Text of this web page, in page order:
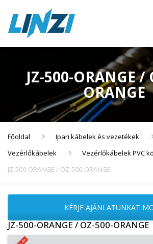
JZ-500-ORANGE /
ORANGE
Főoldal
Ipari kábelek és vezetékek
Vezérlőkábelek
Vezérlőkábelek PVC
JZ-500-ORANGE / OZ-500-ORANGE
KÉRJE AJÁNLATUNKAT
JZ-500-ORANGE / OZ-500-ORANGE